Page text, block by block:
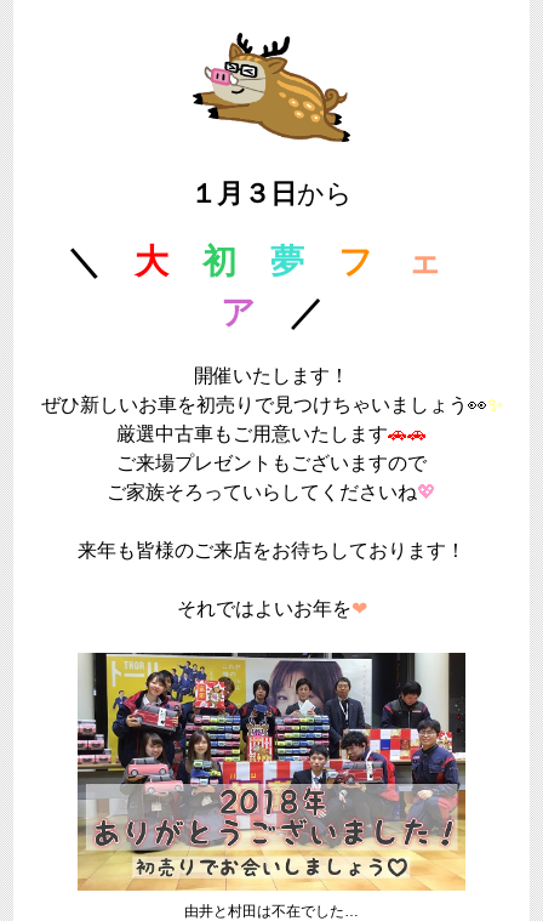
１月３日 から
＼ 大 初 夢 フ
ェ
ア ／
開催いたします！
ぜひ新しいお車を初売りで見つけちゃいましょう👀✨
厳選中古車もご用意いたします🚗🚗
ご来場プレゼントもございますので
ご家族そろっていらしてくださいね💖
来年も皆様のご来店をお待ちしております！
それではよいお年を❤
由井と村田は不在でした…